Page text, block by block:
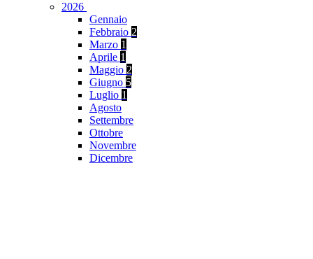
2026
Gennaio
Febbraio 2
Marzo 1
Aprile 1
Maggio 2
Giugno 5
Luglio 1
Agosto
Settembre
Ottobre
Novembre
Dicembre